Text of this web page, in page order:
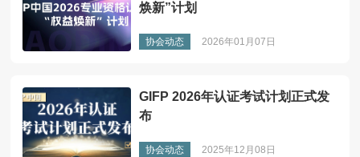
焕新”计划
协会动态 2026年01月07日
GIFP 2026年认证考试计划正式发
布
协会动态 2025年12月08日